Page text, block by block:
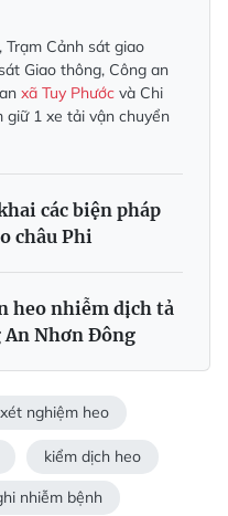
Trạm Cảnh sát giao
Giao thông, Công an
xã Tuy Phước và Chi
giữ 1 xe tải vận chuyển
các biện pháp
châu Phi
heo nhiễm dịch tả
An Nhơn Đông
xét nghiệm heo
kiểm dịch heo
nhiễm bệnh